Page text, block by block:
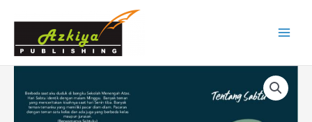
Menu
quantity